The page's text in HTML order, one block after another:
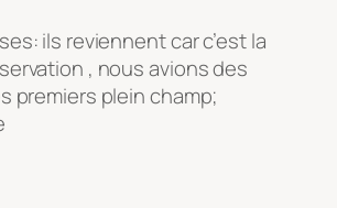
ils reviennent car c’est la
, nous avions des
premiers plein champ;